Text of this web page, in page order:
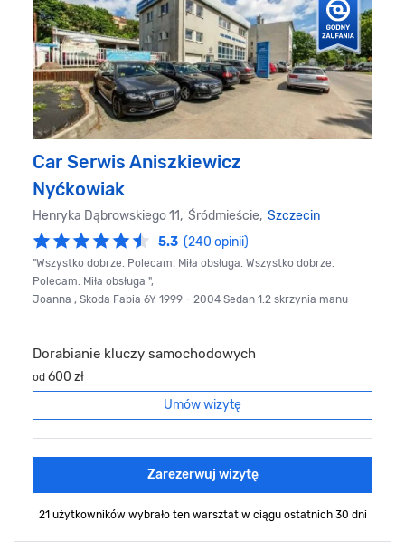
Car Serwis Aniszkiewicz
Nyćkowiak
Henryka Dąbrowskiego 11, Śródmieście, Szczecin
5.3 (240 opinii)
"Wszystko dobrze. Polecam. Miła obsługa. Wszystko dobrze.
Polecam. Miła obsługa ",
Joanna , Skoda Fabia 6Y 1999 - 2004 Sedan 1.2 skrzynia manu
Dorabianie kluczy samochodowych
od 600 zł
Umów wizytę
Zarezerwuj wizytę
21 użytkowników wybrało ten warsztat w ciągu ostatnich 30 dni